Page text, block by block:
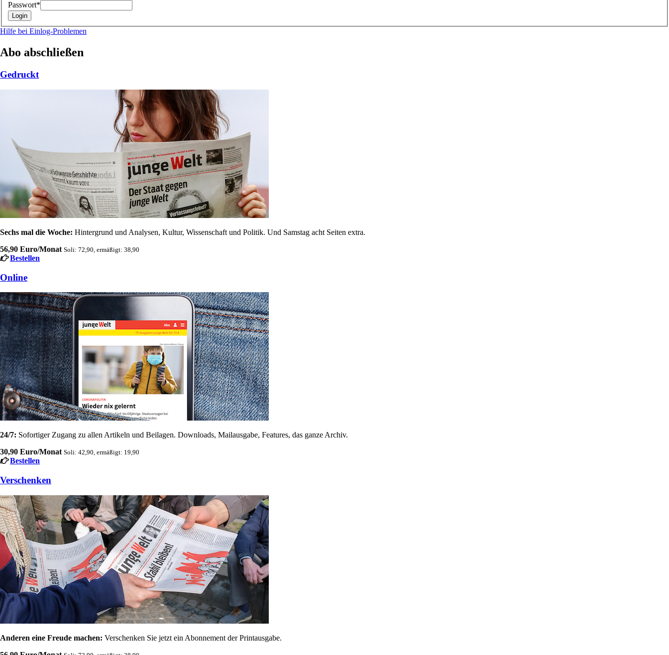
Passwort*
Hilfe bei Einlog-Problemen
Abo abschließen
Gedruckt
Sechs mal die Woche: Hintergrund und Analysen, Kultur, Wissenschaft und Politik. Und Samstag acht Seiten extra.
56,90 Euro/Monat Soli: 72,90, ermäßigt: 38,90
Bestellen
Online
24/7: Sofortiger Zugang zu allen Artikeln und Beilagen. Downloads, Mailausgabe, Features, das ganze Archiv.
30,90 Euro/Monat Soli: 42,90, ermäßigt: 19,90
Bestellen
Verschenken
Anderen eine Freude machen: Verschenken Sie jetzt ein Abonnement der Printausgabe.